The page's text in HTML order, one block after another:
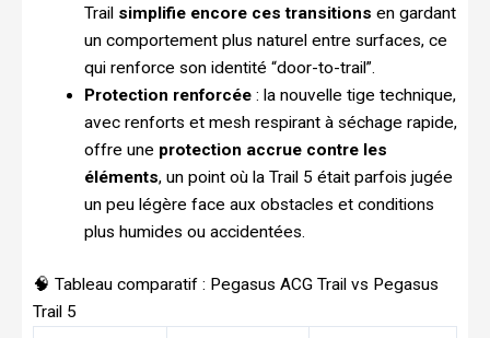
Trail simplifie encore ces transitions en gardant
un comportement plus naturel entre surfaces, ce
qui renforce son identité “door-to-trail”.
Protection renforcée: la nouvelle tige technique,
avec renforts et mesh respirant à séchage rapide,
offre une protection accrue contre les
éléments, un point où la Trail 5 était parfois jugée
un peu légère face aux obstacles et conditions
plus humides ou accidentées.
🧠 Tableau comparatif : Pegasus ACG Trail vs Pegasus
Trail 5